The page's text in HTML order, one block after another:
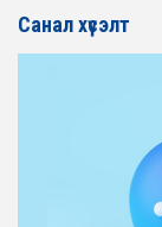
Санал хүсэлт